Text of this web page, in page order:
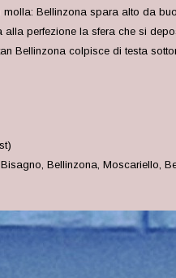
Bellinzona spara alto da
perfezione la sfera che si
Bellinzona colpisce di testa
Bellinzona, Moscariello,